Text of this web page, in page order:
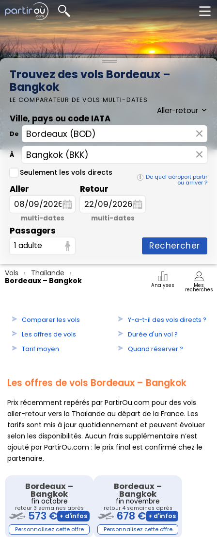
Trouvez des vols Bordeaux –
Bangkok
LE COMPARATEUR DE VOLS MULTI-DATES
Ville, pays ou code IATA
De ×
À ×
De quel aéroport partir
ou arriver ?
Seulement les vols directs
Aller
multi-dates
Retour
multi-dates
Passagers
1 adulte Rechercher
Vols
Thaïlande
Bordeaux – Bangkok
Analyses Mes
recherches
Les offres de vols Bordeaux – Bangkok
Prix récemment repérés par PartirOu.com pour des vols
aller-retour vers la Thaïlande au départ de la France. Les
tarifs sont mis à jour quotidiennement et peuvent évoluer
selon les disponibilités. Aucun frais supplémentaire n’est
ajouté par PartirOu.com : le prix final est confirmé chez le
partenaire.
Bordeaux –
Bangkok
fin octobre
retour 3 semaines après
573 €
Bordeaux –
Bangkok
fin novembre
retour 4 semaines après
678 €
Comparer les vols
Les offres de vols
Tarif moyen
Y-a-t-il des vols directs ?
Durée d'un vol ?
Quand réserver ?